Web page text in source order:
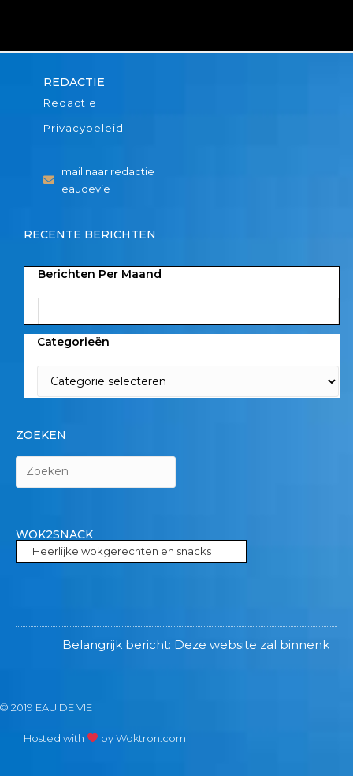
REDACTIE
Redactie
Privacybeleid
mail naar redactie
eaudevie
RECENTE BERICHTEN
Berichten Per Maand
Categorieën
ZOEKEN
WOK2SNACK
Heerlijke wokgerechten en snacks
Belangrijk bericht: Deze website zal binnenkort
© 2019 EAU DE VIE
Hosted with by Woktron.com